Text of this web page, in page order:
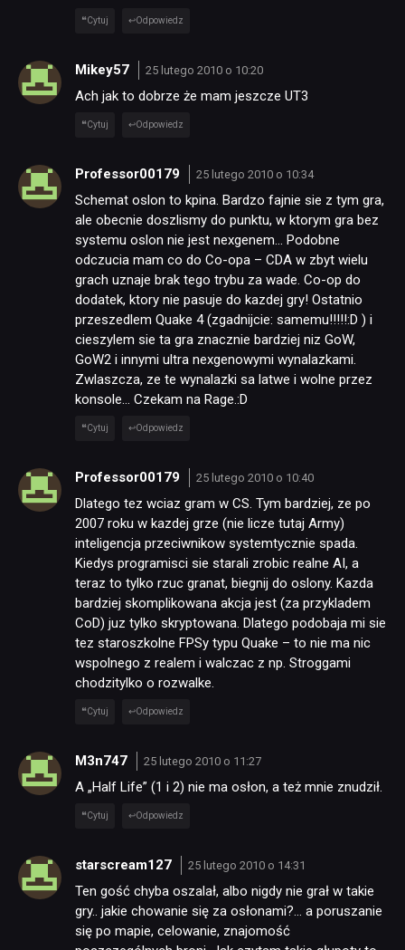
Cytuj Odpowiedz
Mikey57 25 lutego 2010 o 10:20
Ach jak to dobrze że mam jeszcze UT3
Cytuj Odpowiedz
Professor00179 25 lutego 2010 o 10:34
Schemat oslon to kpina. Bardzo fajnie sie z tym gra,
ale obecnie doszlismy do punktu, w ktorym gra bez
systemu oslon nie jest nexgenem… Podobne
odczucia mam co do Co-opa – CDA w zbyt wielu
grach uznaje brak tego trybu za wade. Co-op do
dodatek, ktory nie pasuje do kazdej gry! Ostatnio
przeszedlem Quake 4 (zgadnijcie: samemu!!!!!:D ) i
cieszylem sie ta gra znacznie bardziej niz GoW,
GoW2 i innymi ultra nexgenowymi wynalazkami.
Zwlaszcza, ze te wynalazki sa latwe i wolne przez
konsole… Czekam na Rage.:D
Cytuj Odpowiedz
Professor00179 25 lutego 2010 o 10:40
Dlatego tez wciaz gram w CS. Tym bardziej, ze po
2007 roku w kazdej grze (nie licze tutaj Army)
inteligencja przeciwnikow systemtycznie spada.
Kiedys programisci sie starali zrobic realne AI, a
teraz to tylko rzuc granat, biegnij do oslony. Kazda
bardziej skomplikowana akcja jest (za przykladem
CoD) juz tylko skryptowana. Dlatego podobaja mi sie
tez staroszkolne FPSy typu Quake – to nie ma nic
wspolnego z realem i walczac z np. Stroggami
chodzitylko o rozwalke.
Cytuj Odpowiedz
M3n747 25 lutego 2010 o 11:27
A „Half Life” (1 i 2) nie ma osłon, a też mnie znudził.
Cytuj Odpowiedz
starscream127 25 lutego 2010 o 14:31
Ten gość chyba oszalał, albo nigdy nie grał w takie
gry.. jakie chowanie się za osłonami?… a poruszanie
się po mapie, celowanie, znajomość